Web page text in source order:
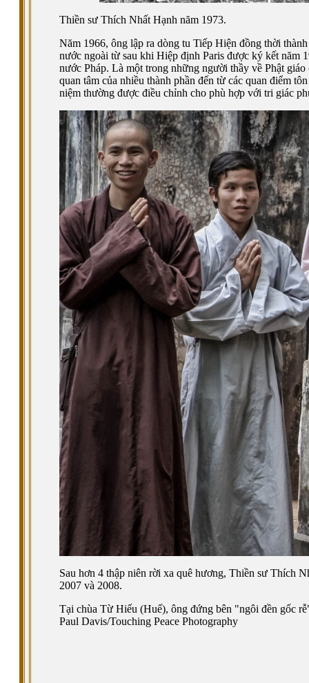
Thiền sư Thích Nhất Hạnh năm 1973.
Năm 1966, ông lập ra dòng tu Tiếp Hiện đồng thời
nước ngoài từ sau khi Hiệp định Paris được ký kết năm
nước Pháp. Là một trong những người thầy về Phật
quan tâm của nhiều thành phần đến từ các quan điểm
niệm thường được điều chỉnh cho phù hợp với tri giác
Sau hơn 4 thập niên rời xa quê hương, Thiền sư Thích
2007 và 2008.
Tại chùa Từ Hiếu (Huế), ông đứng bên "ngôi đền gốc
Paul Davis/Touching Peace Photography